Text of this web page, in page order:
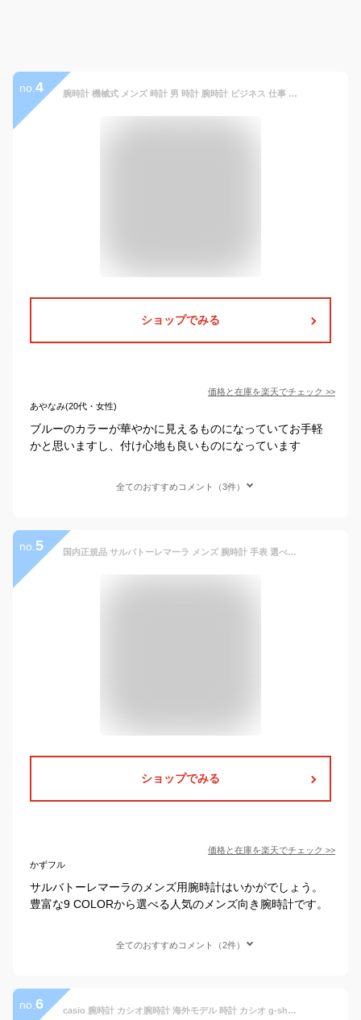
no. 4 腕時計 機械式 メンズ 時計 男 時計 腕時計 ビジネス 仕事 スーツ クロノ クロノグラフ フォーマル 高級感溢れる腕時計 おしゃれ メタル 革 成人 お祝い 記念 ギフト 父の日 オールスケルトン 機械式腕時計
ショップでみる
価格と在庫を楽天でチェック >>
あやなみ(20代・女性)
ブルーのカラーが華やかに見えるものになっていてお手軽
かと思いますし、付け心地も良いものになっています
全てのおすすめコメント（3件）
no. 5 国内正規品 サルバトーレマーラ メンズ 腕時計 手表 選べる9カラー レザーウォッチ SM15103 ビックケース ビジネス 男性 彼氏 時計 誕生日 結婚式 二次会 ギフト 成人 卒業 入学
ショップでみる
価格と在庫を楽天でチェック >>
かずフル
サルバトーレマーラのメンズ用腕時計はいかがでしょう。
豊富な9 COLORから選べる人気のメンズ向き腕時計です。
全てのおすすめコメント（2件）
no. 6 casio 腕時計 カシオ腕時計 海外モデル 時計 カシオ g-shock サーフィン 腕時計 G-SHOCK デジタル ジーショック アウトドア 腕時計 Gショック アウトドアG-SHOCK DW-9052-1V